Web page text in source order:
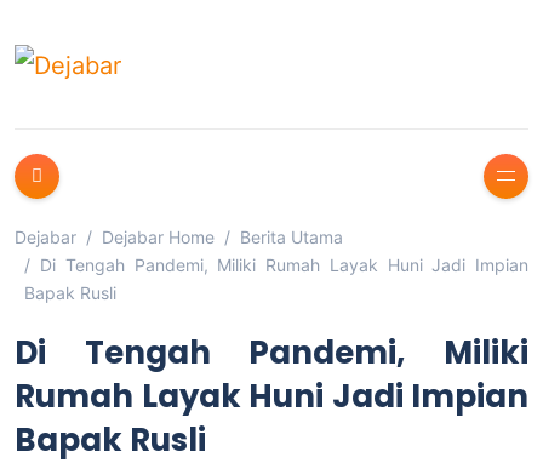
Dejabar Dejabar Home
Berita Utama
Di Tengah Pandemi, Miliki Rumah Layak Huni Jadi Impian
Bapak Rusli
Di Tengah Pandemi, Miliki
Rumah Layak Huni Jadi Impian
Bapak Rusli